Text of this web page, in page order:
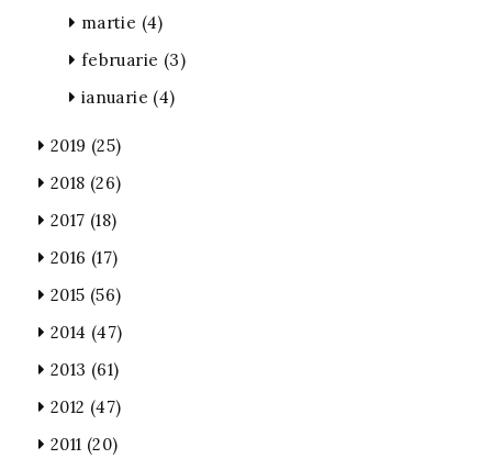
martie (4)
februarie (3)
ianuarie (4)
2019 (25)
2018 (26)
2017 (18)
2016 (17)
2015 (56)
2014 (47)
2013 (61)
2012 (47)
2011 (20)